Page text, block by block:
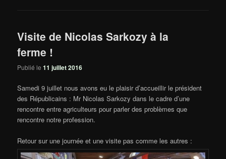
Visite de Nicolas Sarkozy à la
ferme !
Publié le11 juillet 2016
Samedi 9 juillet nous avons eu le plaisir d’accueillir le président
des Républicains : Mr Nicolas Sarkozy dans le cadre d’une
rencontre entre agriculteurs pour parler des problèmes que
rencontre notre profession.
Retour sur une journée et une visite pas comme les autres :